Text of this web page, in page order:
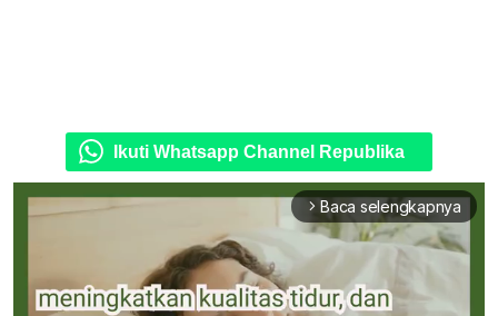
Ikuti Whatsapp Channel Republika
arrow_forward_ios Baca selengkapnya